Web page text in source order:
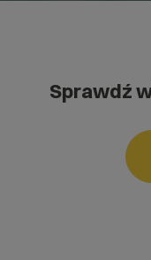
Sprawdź